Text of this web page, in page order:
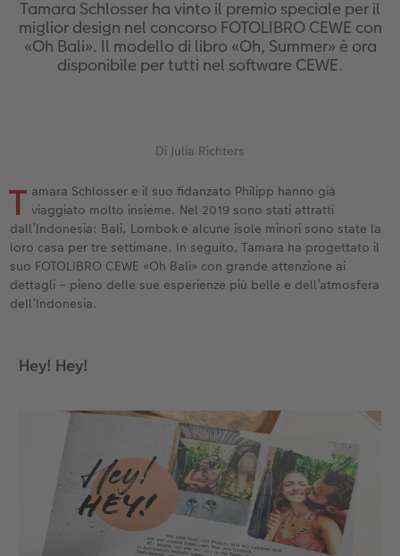
Custodia personalizzata
Tasca interna
Come ordinare
Esempi di clienti
Accessori
Nature Prints
Poster premium
Fototessere biometriche
Accessori
Poster con mappa
Collage fotografico
Foto su legno
Poster Gallery
CEWE myPhotos
Accessori
Altre occasioni
Biglietti pieghevoli
CEWE myPhotos
Giochi
Scuola e ufficio
Foto-box regalo
Idee regalo
Cover in silicone
Cover rigide
Con design
CEWE myPhotos
Calendari da parete con design
Calendario da parete A4
CEWE myPhotos
Accessori
per il compleanno
Regali per la festa della mamma
per l’addio al nubilato
Matrimonio
Annuario
Tamara Schlosser ha vinto il premio speciale per il
miglior design nel concorso FOTOLIBRO CEWE con
«Oh Bali». Il modello di libro «Oh, Summer» è ora
disponibile per tutti nel software CEWE.
Di Julia Richters
T amara Schlosser e il suo fidanzato Philipp hanno già
viaggiato molto insieme. Nel 2019 sono stati attratti
dall’Indonesia: Bali, Lombok e alcune isole minori sono state la
loro casa per tre settimane. In seguito, Tamara ha progettato il
suo FOTOLIBRO CEWE «Oh Bali» con grande attenzione ai
dettagli – pieno delle sue esperienze più belle e dell’atmosfera
dell’Indonesia.
Hey! Hey!